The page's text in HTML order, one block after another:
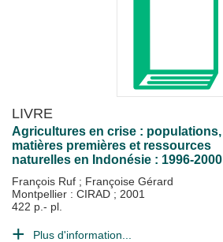
LIVRE
Agricultures en crise : populations,
matières premières et ressources
naturelles en Indonésie : 1996-2000
François Ruf ; Françoise Gérard
Montpellier : CIRAD ; 2001
422 p.- pl.
Plus d'information...